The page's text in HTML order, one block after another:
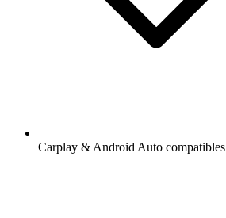
Carplay & Android Auto compatibles